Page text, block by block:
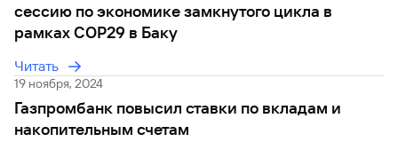
сессию по экономике замкнутого цикла в
рамках СОР29 в Баку
Читать
19 ноября, 2024
Газпромбанк повысил ставки по вкладам и
накопительным счетам